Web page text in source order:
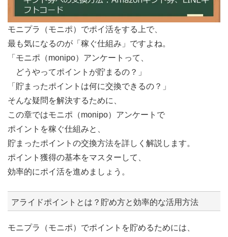
モニプラ（モニポ）でポイ活をする上で、
最も気になるのが「稼ぐ仕組み」ですよね。
「モニポ（monipo）アンケートって、
どうやってポイントが貯まるの？」
「貯まったポイントは何に交換できるの？」
そんな疑問を解決するために、
この章ではモニポ（monipo）アンケートで
ポイントを稼ぐ仕組みと、
貯まったポイントの交換方法を詳しく解説します。
ポイント獲得の基本をマスターして、
効率的にポイ活を進めましょう。
アライドポイントとは？貯め方と効率的な活用方法
モニプラ（モニポ）でポイントを貯めるためには、